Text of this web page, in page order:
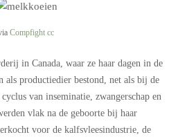
Compfight cc
in Canada, waar ze haar dagen in de
als productiedier bestond, net als bij de
van inseminatie, zwangerschap en
vlak na de geboorte bij haar
voor de kalfsvleesindustrie, de